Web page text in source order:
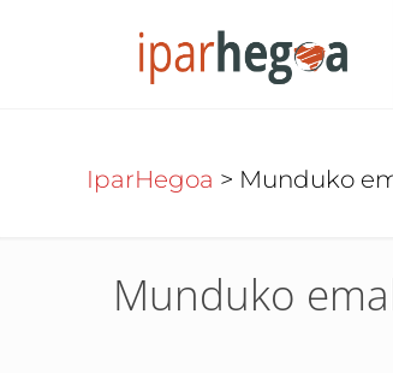
IparHegoa > Munduko
Munduko